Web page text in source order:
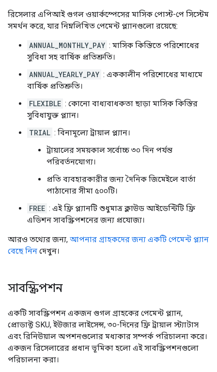
রিসেলার এপিআই গুগল ওয়ার্কস্পেসের মাসিক পোস্ট-পে সিস্টেম
সমর্থন করে, যার নিম্নলিখিত পেমেন্ট প্ল্যানগুলো রয়েছে:
ANNUAL_MONTHLY_PAY : মাসিক কিস্তিতে পরিশোধের
সুবিধা সহ বার্ষিক প্রতিশ্রুতি।
ANNUAL_YEARLY_PAY : এককালীন পরিশোধের মাধ্যমে
বার্ষিক প্রতিশ্রুতি।
FLEXIBLE : কোনো বাধ্যবাধকতা ছাড়া মাসিক কিস্তির
সুবিধাযুক্ত প্ল্যান।
TRIAL : বিনামূল্যে ট্রায়াল প্ল্যান।
ট্রায়ালের সময়কাল সর্বোচ্চ ৩০ দিন পর্যন্ত
পরিবর্তনযোগ্য।
প্রতি ব্যবহারকারীর জন্য দৈনিক জিমেইলে বার্তা
পাঠানোর সীমা ৫০০টি।
FREE : এই ফ্রি প্ল্যানটি শুধুমাত্র ক্লাউড আইডেন্টিটি ফ্রি
এডিশন সাবস্ক্রিপশনের জন্য প্রযোজ্য।
আরও তথ্যের জন্য, আপনার গ্রাহকদের জন্য একটি পেমেন্ট প্ল্যান
বেছে নিন দেখুন।
সাবস্ক্রিপশন
একটি সাবস্ক্রিপশন একজন গুগল গ্রাহকের পেমেন্ট প্ল্যান,
প্রোডাক্ট SKU, ইউজার লাইসেন্স, ৩০-দিনের ফ্রি ট্রায়াল স্ট্যাটাস
এবং রিনিউয়াল অপশনগুলোর মধ্যকার সম্পর্ক পরিচালনা করে।
একজন রিসেলারের প্রধান ভূমিকা হলো এই সাবস্ক্রিপশনগুলো
পরিচালনা করা।